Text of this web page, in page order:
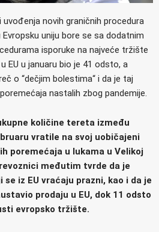
novih graničnih procedura
uniju bore se sa dodatnim
isporuke na najveće tržište
EU u januaru bio je 41 odsto, a
o “dečjim bolestima“ i da je taj
nastalih zbog pandemije.
količine tereta između
vratile na svoj uobičajeni
poremećaja u lukama u Velikoj
međutim tvrde da je
se iz EU vraćaju prazni, kao i da je
prodaju u EU, dok 11 odsto
evropsko tržište.